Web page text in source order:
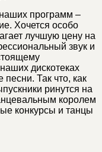
программ –
Хочется особо
лучшую цену на
звук и
дискотеках
Так что, как
ринутся на
королем
конкурсы и танцы